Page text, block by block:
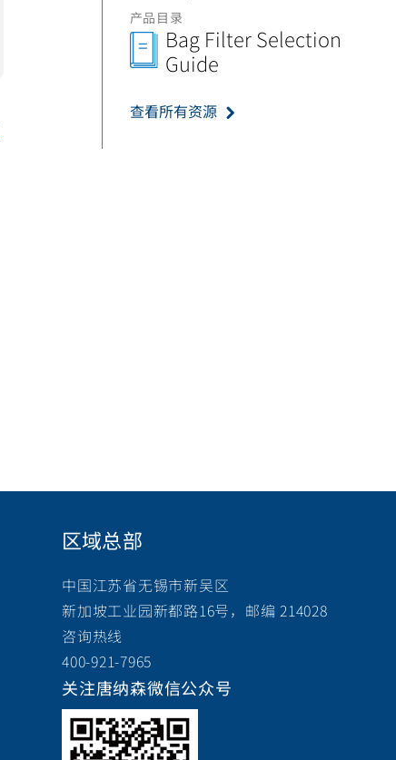
产品目录
Bag Filter Selection
Guide
查看所有资源
区域总部
中国江苏省无锡市新吴区
新加坡工业园新都路16号，邮编 214028
咨询热线
400-921-7965
关注唐纳森微信公众号